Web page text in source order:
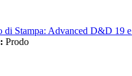
di Stampa: Advanced D&D 19
Prodo